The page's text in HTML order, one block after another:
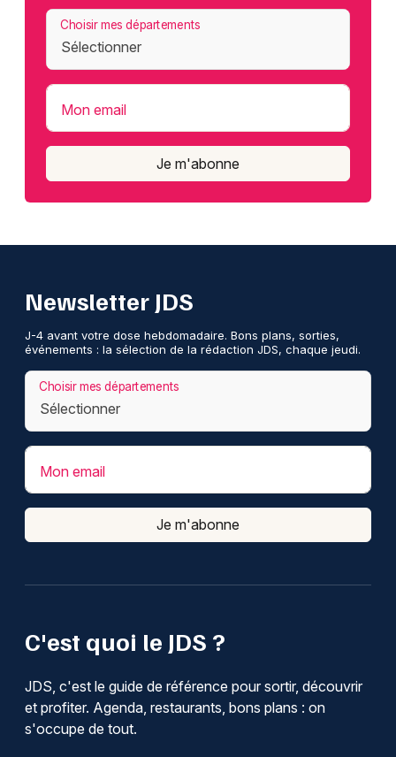
Choisir mes départements
Mon email
Je m'abonne
C'est quoi le JDS ?
JDS, c'est le guide de référence pour sortir, découvrir
et profiter. Agenda, restaurants, bons plans : on
s'occupe de tout.
Newsletter JDS
J-4 avant votre dose hebdomadaire. Bons plans, sorties,
événements : la sélection de la rédaction JDS, chaque jeudi.
Choisir mes départements
Mon email
Je m'abonne